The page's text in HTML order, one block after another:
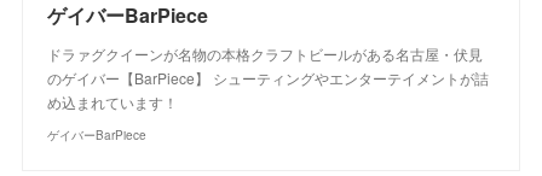
ゲイバーBarPiece
ドラァグクイーンが名物の本格クラフトビールがある名古屋・伏見
のゲイバー【BarPiece】 シューティングやエンターテイメントが詰
め込まれています！
ゲイバーBarPiece